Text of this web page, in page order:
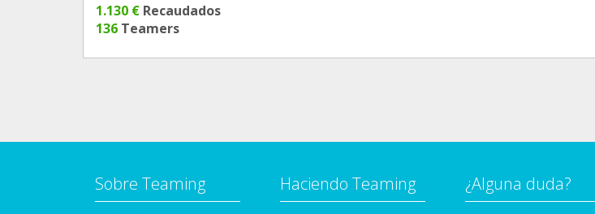
1.130 € Recaudados
136 Teamers
Sobre Teaming Haciendo Teaming ¿Alguna duda?